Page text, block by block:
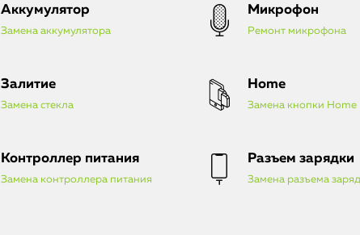
Аккумулятор
Замена аккумулятора
Микрофон
Ремонт микрофона
Залитие
Замена стекла
Home
Замена кнопки Home
Контроллер питания
Замена контроллера питания
Разъем зарядки
Замена разъема